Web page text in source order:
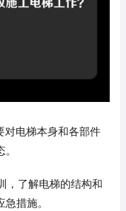
对电梯本身和各部件
，了解电梯的结构和
措施。